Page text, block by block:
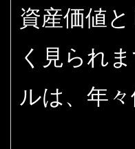
資産価値
く見られ
ルは、年